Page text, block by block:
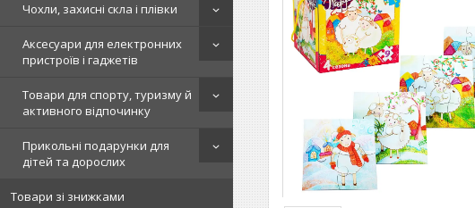
Чохли, захисні скла і плівки
Аксесуари для електронних
пристроїв і гаджетів
Товари для спорту, туризму й
активного відпочинку
Прикольні подарунки для
дітей та дорослих
Товари зі знижками